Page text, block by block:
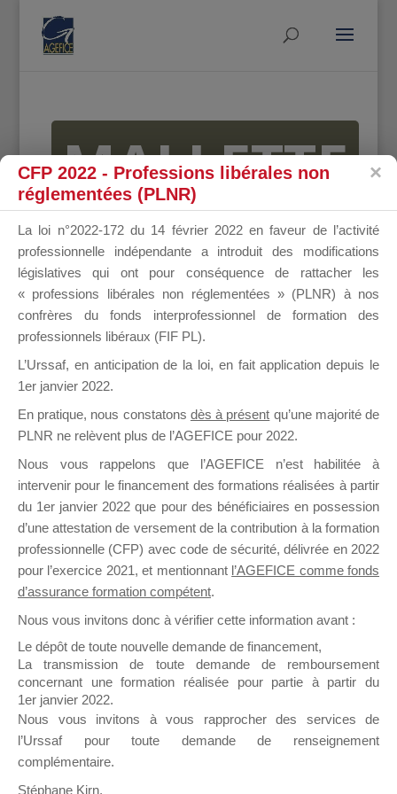
MALLETTE
DU
DIRIGEANT
il y a un mois
Ce groupe est destiné aux Organismes de
Formation qui souhaitent répondre à l’Appel à
Propositions Mallette du Dirigeant.
Ce groupe propose un forum dédié au support
sur lequel il est possible de laisser un message
ou poser une question.
NB : Il est nécessaire d’être
pouvoir rejoindre ce groupe
CFP 2022 - Professions libérales non
réglementées (PLNR)
La loi n°2022-172 du 14 février 2022 en faveur de l’activité
professionnelle indépendante a introduit des modifications
législatives qui ont pour conséquence de rattacher les
« professions libérales non réglementées » (PLNR) à nos
confrères du fonds interprofessionnel de formation des
professionnels libéraux (FIF PL).
L’Urssaf, en anticipation de la loi, en fait application depuis le
1er janvier 2022.
En pratique, nous constatons dès à présent qu’une majorité de
PLNR ne relèvent plus de l’AGEFICE pour 2022.
Nous vous rappelons que l’AGEFICE n’est habilitée à
intervenir pour le financement des formations réalisées à partir
du 1er janvier 2022 que pour des bénéficiaires en possession
d’une attestation de versement de la contribution à la formation
professionnelle (CFP) avec code de sécurité, délivrée en 2022
pour l’exercice 2021, et mentionnant l’AGEFICE comme fonds
d’assurance formation compétent.
Nous vous invitons donc à vérifier cette information avant :
Le dépôt de toute nouvelle demande de financement,
La transmission de toute demande de remboursement
concernant une formation réalisée pour partie à partir du
1er janvier 2022.
Nous vous invitons à vous rapprocher des services de
l’Urssaf pour toute demande de renseignement
complémentaire.
Stéphane Kirn,